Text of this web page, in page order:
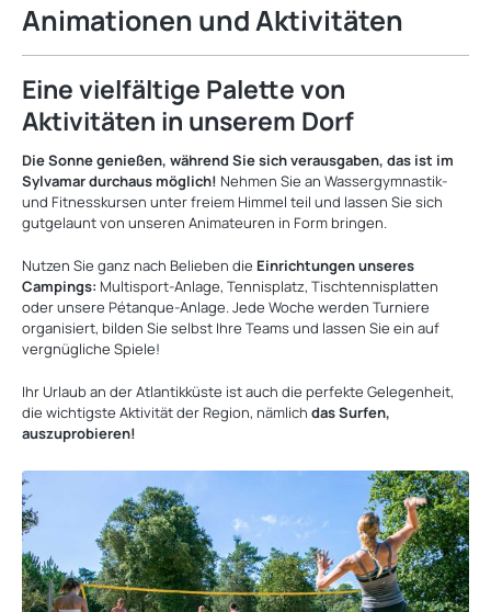
Animationen und Aktivitäten
Eine vielfältige Palette von
Aktivitäten in unserem Dorf
Die Sonne genießen, während Sie sich verausgaben, das ist im
Sylvamar durchaus möglich! Nehmen Sie an Wassergymnastik-
und Fitnesskursen unter freiem Himmel teil und lassen Sie sich
gutgelaunt von unseren Animateuren in Form bringen.
Nutzen Sie ganz nach Belieben die Einrichtungen unseres
Campings: Multisport-Anlage, Tennisplatz, Tischtennisplatten
oder unsere Pétanque-Anlage. Jede Woche werden Turniere
organisiert, bilden Sie selbst Ihre Teams und lassen Sie ein auf
vergnügliche Spiele!
Ihr Urlaub an der Atlantikküste ist auch die perfekte Gelegenheit,
die wichtigste Aktivität der Region, nämlich das Surfen,
auszuprobieren!